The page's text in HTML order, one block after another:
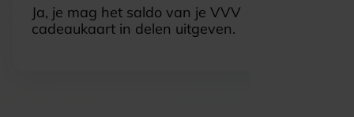
Ja, je mag het saldo van je VVV
cadeaukaart in delen uitgeven.